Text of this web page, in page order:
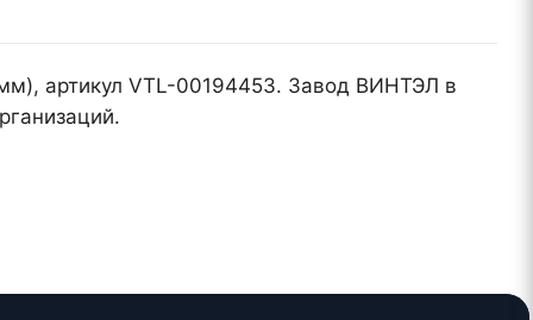
артикул VTL-00194453. Завод ВИНТЭЛ в